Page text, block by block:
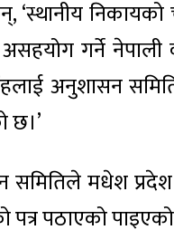
निकायको
गर्ने नेपाली
अनुशासन
छ।’
समितिले मधेश
पत्र पठाएको